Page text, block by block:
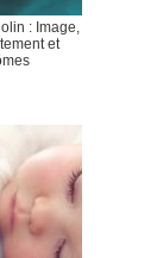
: Image,
et